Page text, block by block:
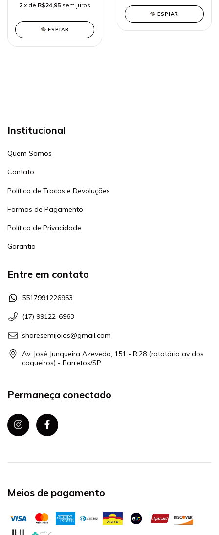
2 x de R$24,95 sem juros
ESPIAR
ESPIAR
Institucional
Quem Somos
Contato
Política de Trocas e Devoluções
Formas de Pagamento
Política de Privacidade
Garantia
Entre em contato
5517991226963
(17) 99122-6963
sharesemijoias@gmail.com
Av. José Junqueira Azevedo, 151 - R.28 (rotatória av dos
coqueiros) - Barretos/SP
Permaneça conectado
Meios de pagamento